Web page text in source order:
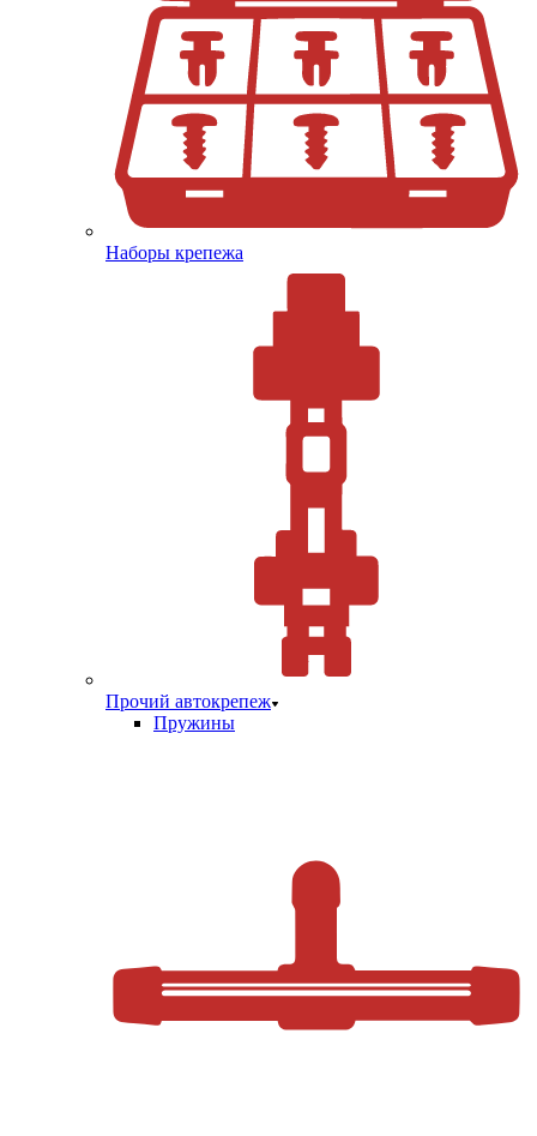
Наборы крепежа
Прочий автокрепеж
Пружины